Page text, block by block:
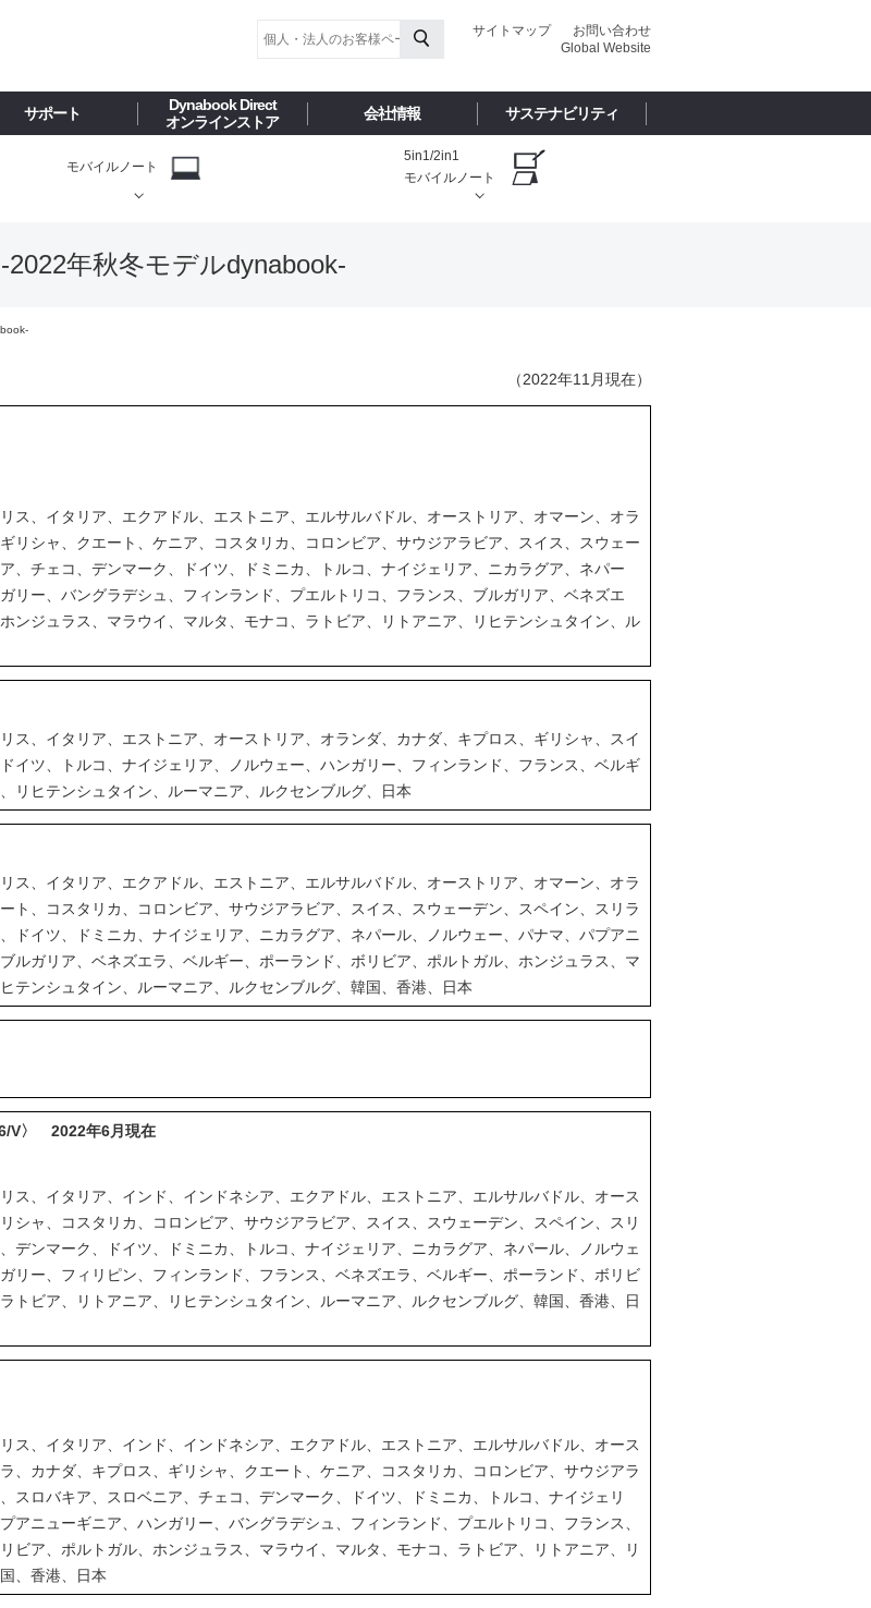
お問い合わせ
サイトマップ
Global Website
サポート
Dynabook Direct
オンラインストア
会社情報 サステナビリティ
モバイルノート
5in1/2in1
モバイルノート
年秋冬モデルdynabook-
（2022年11月現在）
ス、イタリア、エクアドル、エストニア、エルサルバドル、オーストリア、オマーン、オラ
リシャ、クエート、ケニア、コスタリカ、コロンビア、サウジアラビア、スイス、スウェー
、チェコ、デンマーク、ドイツ、ドミニカ、トルコ、ナイジェリア、ニカラグア、ネパー
リー、バングラデシュ、フィンランド、プエルトリコ、フランス、ブルガリア、ベネズエ
ンジュラス、マラウイ、マルタ、モナコ、ラトビア、リトアニア、リヒテンシュタイン、ル
ス、イタリア、エストニア、オーストリア、オランダ、カナダ、キプロス、ギリシャ、スイ
イツ、トルコ、ナイジェリア、ノルウェー、ハンガリー、フィンランド、フランス、ベルギ
リヒテンシュタイン、ルーマニア、ルクセンブルグ、日本
ス、イタリア、エクアドル、エストニア、エルサルバドル、オーストリア、オマーン、オラ
ト、コスタリカ、コロンビア、サウジアラビア、スイス、スウェーデン、スペイン、スリラ
ドイツ、ドミニカ、ナイジェリア、ニカラグア、ネパール、ノルウェー、パナマ、パプアニ
ルガリア、ベネズエラ、ベルギー、ポーランド、ボリビア、ポルトガル、ホンジュラス、マ
テンシュタイン、ルーマニア、ルクセンブルグ、韓国、香港、日本
V〉 2022年6月現在
ス、イタリア、インド、インドネシア、エクアドル、エストニア、エルサルバドル、オース
シャ、コスタリカ、コロンビア、サウジアラビア、スイス、スウェーデン、スペイン、スリ
デンマーク、ドイツ、ドミニカ、トルコ、ナイジェリア、ニカラグア、ネパール、ノルウェ
リー、フィリピン、フィンランド、フランス、ベネズエラ、ベルギー、ポーランド、ボリビ
トビア、リトアニア、リヒテンシュタイン、ルーマニア、ルクセンブルグ、韓国、香港、日
ス、イタリア、インド、インドネシア、エクアドル、エストニア、エルサルバドル、オース
、カナダ、キプロス、ギリシャ、クエート、ケニア、コスタリカ、コロンビア、サウジアラ
スロバキア、スロベニア、チェコ、デンマーク、ドイツ、ドミニカ、トルコ、ナイジェリ
アニューギニア、ハンガリー、バングラデシュ、フィンランド、プエルトリコ、フランス、
ビア、ポルトガル、ホンジュラス、マラウイ、マルタ、モナコ、ラトビア、リトアニア、リ
、香港、日本